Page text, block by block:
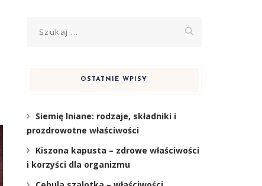
OSTATNIE WPISY
Siemię lniane: rodzaje, składniki i
prozdrowotne właściwości
Kiszona kapusta – zdrowe właściwości
i korzyści dla organizmu